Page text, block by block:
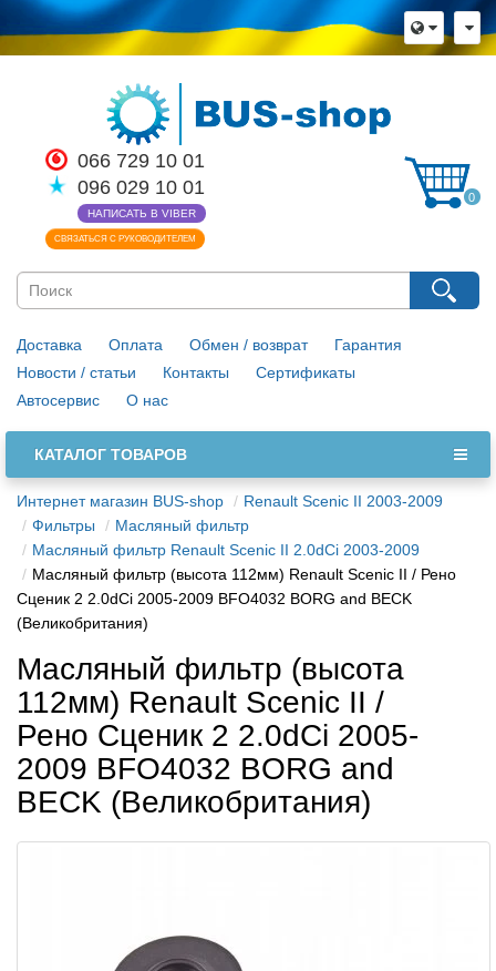
066 729 10 01
096 029 10 01
НАПИСАТЬ В VIBER
СВЯЗАТЬСЯ С РУКОВОДИТЕЛЕМ
0
Доставка Оплата Обмен / возврат
Гарантия
Новости / статьи
Контакты
Сертификаты
Автосервис
О нас
КАТАЛОГ ТОВАРОВ
Интернет магазин BUS-shop
Renault Scenic II 2003-2009
Фильтры
Масляный фильтр
Масляный фильтр Renault Scenic II 2.0dCi 2003-2009
Масляный фильтр (высота 112мм) Renault Scenic II / Рено
Сценик 2 2.0dCi 2005-2009 BFO4032 BORG and BECK
(Великобритания)
Масляный фильтр (высота
112мм) Renault Scenic II /
Рено Сценик 2 2.0dCi 2005-
2009 BFO4032 BORG and
BECK (Великобритания)